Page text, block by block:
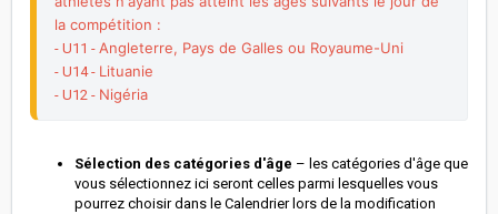
la compétition :
- U11 - Angleterre, Pays de Galles ou Royaume-Uni
- U14 - Lituanie
- U12 - Nigéria
Sélection des catégories d'âge – les catégories d'âge que
vous sélectionnez ici seront celles parmi lesquelles vous
pourrez choisir dans le Calendrier lors de la modification